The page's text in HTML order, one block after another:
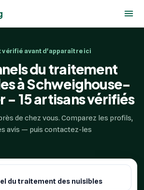
vérifié avant d'apparaître ici
du traitement
à Schweighouse-
15 artisans vérifiés
de chez vous. Comparez les profils,
avis — puis contactez-les